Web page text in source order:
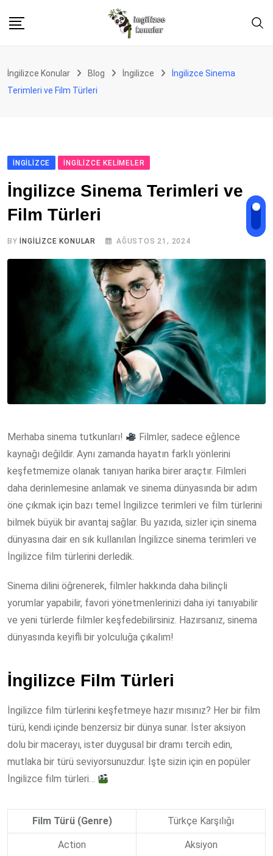
İngilizce Konular Blog İngilizce
İngilizce Sinema
Terimleri ve Film Türleri
İNGILIZCE İNGILIZCE KELIMELER
İngilizce Sinema Terimleri ve
Film Türleri
BY İNGILIZCE KONULAR AĞUSTOS 21, 2024
Merhaba sinema tutkunları!
Filmler, sadece eğlence
kaynağı değildir. Aynı zamanda hayatın farklı yönlerini
keşfetmemize olanak tanıyan harika birer araçtır. Filmleri
daha derinlemesine anlamak ve sinema dünyasında bir adım
öne çıkmak için bazı temel İngilizce terimleri ve film türlerini
bilmek büyük bir avantaj sağlar. Bu yazıda, sizler için sinema
dünyasına dair en sık kullanılan İngilizce sinema terimleri ve
İngilizce film türlerini derledik.
Sinema dilini öğrenerek, filmler hakkında daha bilinçli
yorumlar yapabilir, favori yönetmenlerinizi daha iyi tanıyabilir
ve yeni türlerde filmler keşfedebilirsiniz. Hazırsanız, sinema
dünyasında keyifli bir yolculuğa çıkalım!
İngilizce Film Türleri
İngilizce film türlerini keşfetmeye hazır mısınız? Her bir film
türü, kendi içinde benzersiz bir dünya sunar. İster aksiyon
dolu bir macerayı, ister duygusal bir dramı tercih edin,
mutlaka bir türü seviyorsunuzdur. İşte sizin için en popüler
İngilizce film türleri…
Film Türü (Genre) Türkçe Karşılığı
Action Aksiyon